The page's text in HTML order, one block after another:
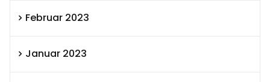
Februar 2023
Januar 2023